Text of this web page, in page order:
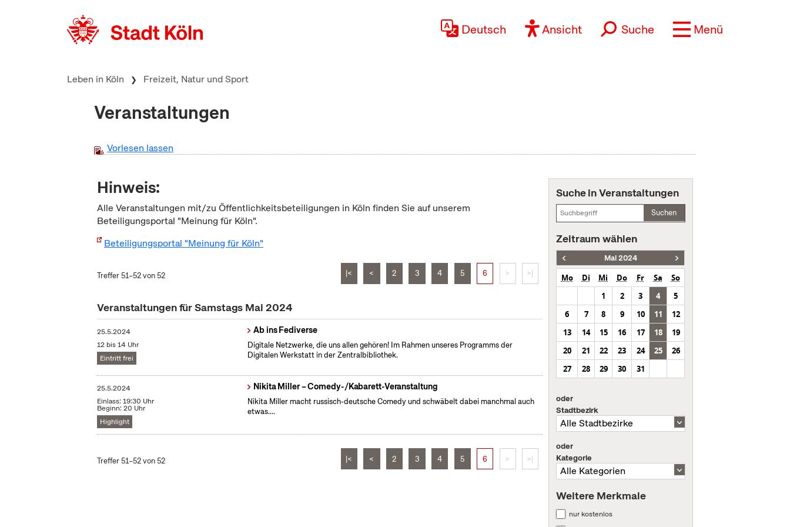
Deutsch Ansicht Suche Menü
Leben in Köln Freizeit, Natur und Sport
Veranstaltungen
Vorlesen lassen
Hinweis:
Alle Veranstaltungen mit/zu Öffentlichkeitsbeteiligungen in Köln finden Sie auf unserem
Beteiligungsportal "Meinung für Köln".
Beteiligungsportal "Meinung für Köln"
Treffer 51–52 von 52 |< < 2 3 4 5 6 > >|
Veranstaltungen für Samstags Mai 2024
25.5.2024
12 bis 14 Uhr
Eintritt frei
Ab ins Fediverse
Digitale Netzwerke, die uns allen gehören! Im Rahmen unseres Programms der
Digitalen Werkstatt in der Zentralbibliothek.
25.5.2024
Einlass: 19:30 Uhr
Beginn: 20 Uhr
Highlight
Nikita Miller – Comedy-/Kabarett-Veranstaltung
Nikita Miller macht russisch-deutsche Comedy und schwäbelt dabei manchmal auch
etwas....
Treffer 51–52 von 52 |< < 2 3 4 5 6 > >|
Suche in Veranstaltungen
Suchen
Zeitraum wählen
Mai 2024
Mo Di Mi Do Fr Sa
So
1
2 3 4
5
6
7 8 9 10 11
12
13
14 15 16 17 18
19
20
21 22 23 24 25
26
27
28 29 30 31
oder
Stadtbezirk
oder
Kategorie
Weitere Merkmale
nur kostenlos